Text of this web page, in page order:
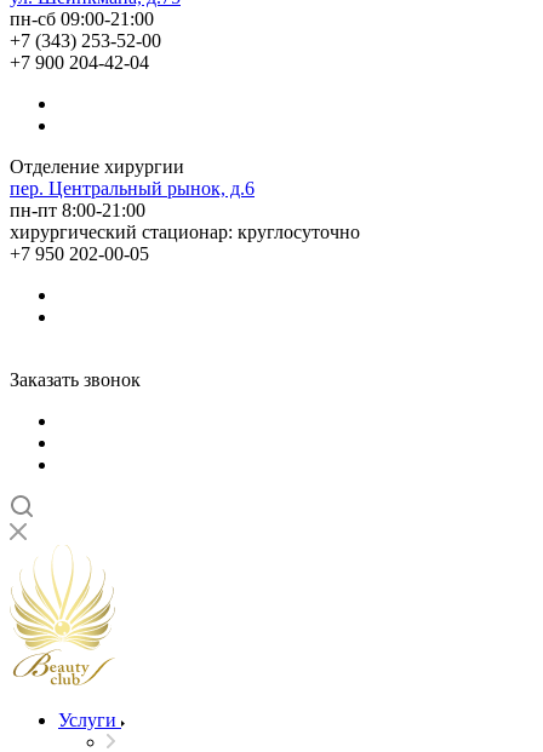
пн-сб 09:00-21:00
+7 (343) 253-52-00
+7 900 204-42-04
Отделение хирургии
пер. Центральный рынок, д.6
пн-пт 8:00-21:00
хирургический стационар: круглосуточно
+7 950 202-00-05
Заказать звонок
Услуги